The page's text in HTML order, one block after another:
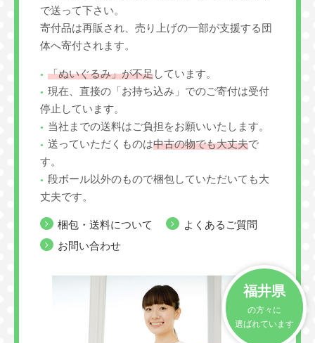
で送って下さい。
寄付品は再販され、売り上げの一部が支援する団
体へ寄付されます。
「ぬいぐるみ」が不足しています。
現在、直接の「お持ち込み」でのご寄付は受付
停止しています。
当社までの送料はご負担をお願いいたします。
送っていただくものは中古の物でも大丈夫で
す。
段ボール以外のもので梱包していただいても大
丈夫です。
梱包・送料について
よくあるご質問
お問い合わせ
福井県
の方々に
選ばれています